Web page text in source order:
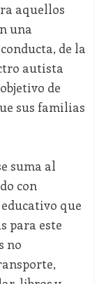
aquellos
una
de la
autista
de
sus familias
suma al
con
que
para este
no